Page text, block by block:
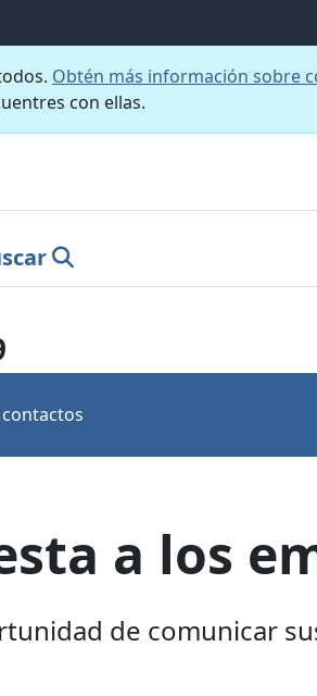
Obtén más información sobre
con ellas.
a los
de comunicar